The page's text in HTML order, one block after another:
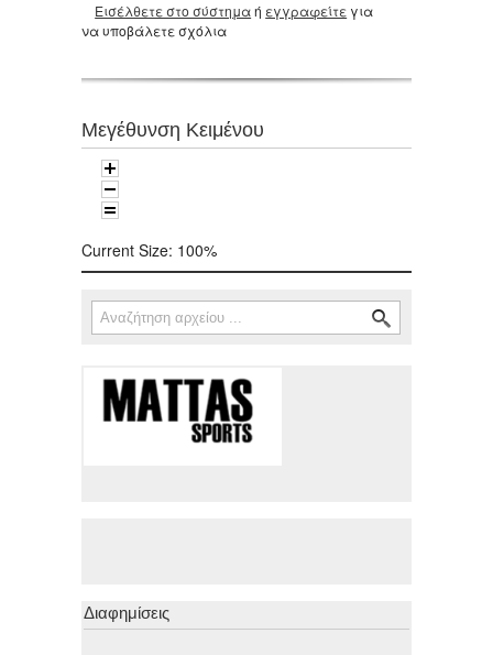
Εισέλθετε στο σύστημαή εγγραφείτε για
να υποβάλετε σχόλια
Μεγέθυνση Κειμένου
Current Size: 100%
Φόρμα αναζήτησης
Αναζήτηση
Διαφημίσεις